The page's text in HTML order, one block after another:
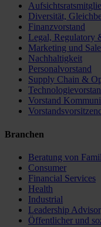
Diversität,
Finanzvorstand
Legal, Regulatory
Marketing und
Nachhaltigkeit
Personalvorstand
Supply Chain &
Vorstand
Branchen
Beratung von
Consumer
Financial Services
Health
Industrial
Leadership
Öffentlicher und